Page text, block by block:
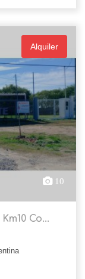
Alquiler
10
Co...